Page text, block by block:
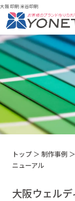
大阪 印刷 米谷印刷
トップ ＞ 制作事例 ＞
ニューアル
大阪ウェル